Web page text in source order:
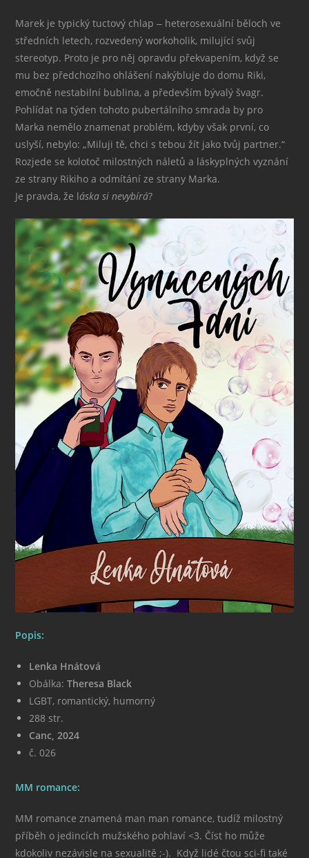
Marek je typický tuctový chlap ‒ heterosexuální běloch ve
středních letech, rozvedený workoholik, milující svůj
stereotyp. Proto je pro něj opravdu překvapením, když se
mu bez předchozího ohlášení nakýbluje do domu Riki,
emočně nestabilní bublina, a především bývalý švagr.
Pohlídat na týden tohoto pubertálního smrada by pro
Marka nemělo znamenat problém, kdyby však první, co
uslyší, nebylo: „Miluji tě, chci s tebou žít jako tvůj partner.“
Rozjede se kolotoč milostných náletů a láskyplných vyznání
ze strany Rikiho a odmítání ze strany Marka.
Je pravda, že láska si nevybírá?
Popis:
Lenka Hnátová
Obálka:Theresa Black
LGBT, romantický, humorný
288 str.
Canc, 2024
č. 026
MM romance:
MM romance znamená man man romance, tudíž milostný
příběh o jedincích mužského pohlaví <3. Číst ho může
kdokoliv nezávisle na sexualitě ;-). Když lidé čtou sci-fi také